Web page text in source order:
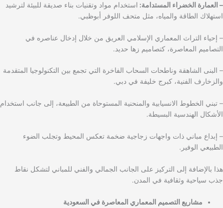
– العمارة الخضراء المستدامة: استخدام مواد وتقنيات بناء صديقة للبيئة لترشيد
استهلاك الطاقة والمياه، مثل متحف اللوفر أبوظبي.
– إحياء التراث المعماري الإسلامي العريق من خلال إدخال عناصره في
التصاميم المعاصرة، كتصاميم زها حديد.
– البنى الشاهقة وناطحات السحاب الفاخرة التي تجمع بين التكنولوجيا المتقدمة
والزخارف الفنية، كبرج خليفة في دبي.
– تبني الخطوط الانسيابية والمنحنية المستوحاة من الطبيعة، إلى جانب استخدام
الأشكال الهندسية البسيطة.
– إبداع مباني ذات واجهات زجاجية ضخمة تعكس المحيط وتجلب الضوء
الطبيعي الوفير.
هذا بالإضافة إلى التركيز على الجانب الجمالي والفني للمباني لتشكل نقاط
جذب سياحية وثقافية في المدن.
مشاريع التصميم المعماري المعاصرة في السعودية